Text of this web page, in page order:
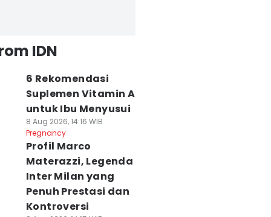
IDN
6 Rekomendasi
Suplemen Vitamin A
untuk Ibu Menyusui
8 Aug 2026, 14:16 WIB
Pregnancy
Profil Marco
Materazzi, Legenda
Inter Milan yang
Penuh Prestasi dan
Kontroversi